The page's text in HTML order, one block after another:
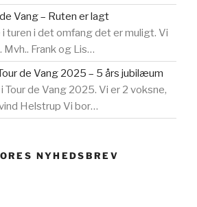
Vang – Ruten er lagt
turen i det omfang det er muligt. Vi
Frank og Lis…
de Vang 2025 – 5 års jubilæum
Tour de Vang 2025. Vi er 2 voksne,
Helstrup Vi bor…
NYHEDSBREV